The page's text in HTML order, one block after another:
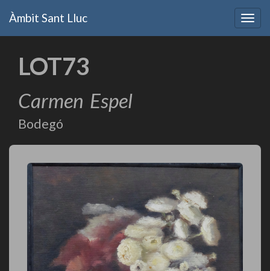
Àmbit Sant Lluc
LOT73
Carmen Espel
Bodegó